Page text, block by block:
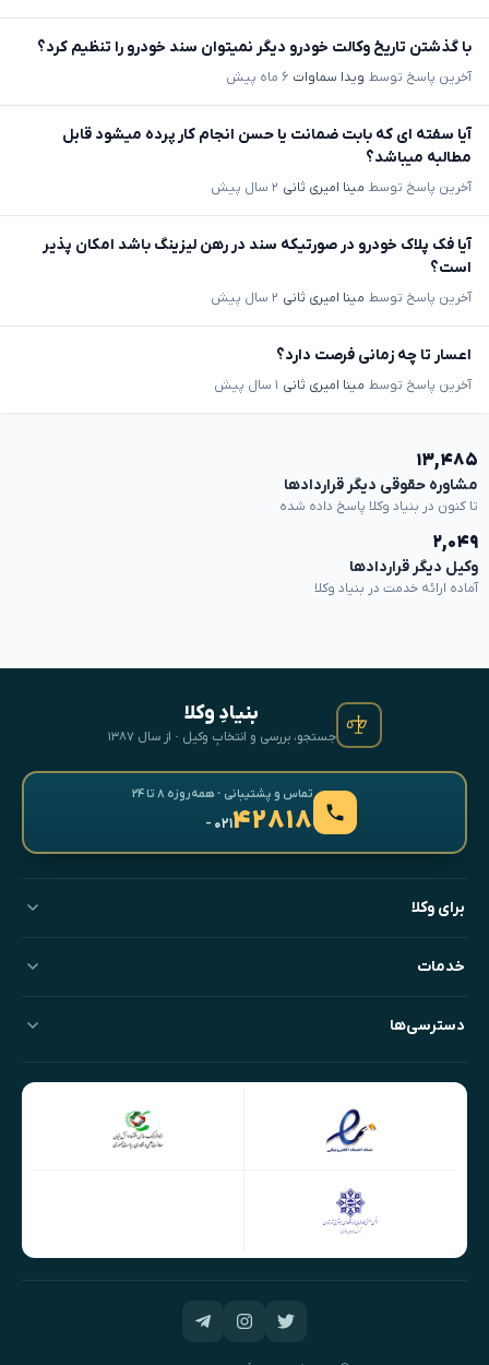
با گذشتن تاریخ وکالت خودرو دیگر نمیتوان سند خودرو را تنظیم کرد؟
آخرین پاسخ توسط ویدا سماوات ۶ ماه پیش
آیا سفته ای که بابت ضمانت یا حسن انجام کار پرده میشود قابل
مطالبه میباشد؟
آخرین پاسخ توسط مینا امیری ثانی ۲ سال پیش
آیا فک پلاک خودرو در صورتیکه سند در رهن لیزینگ باشد امکان پذیر
است؟
آخرین پاسخ توسط مینا امیری ثانی ۲ سال پیش
اعسار تا چه زمانی فرصت دارد؟
آخرین پاسخ توسط مینا امیری ثانی ۱ سال پیش
۱۳,۴۸۵
مشاوره حقوقی دیگر قراردادها
تا کنون در بنیاد وکلا پاسخ داده شده
۲,۰۴۹
وکیل دیگر قراردادها
آماده ارائه خدمت در بنیاد وکلا
بنیادِ وکلا
جستجو، بررسی و انتخابِ وکیل · از سال ۱۳۸۷
تماس و پشتیبانی · همه‌روزه ۸ تا ۲۴
۴۲۸۱۸- ۰۲۱
برای وکلا
خدمات
دسترسی‌ها